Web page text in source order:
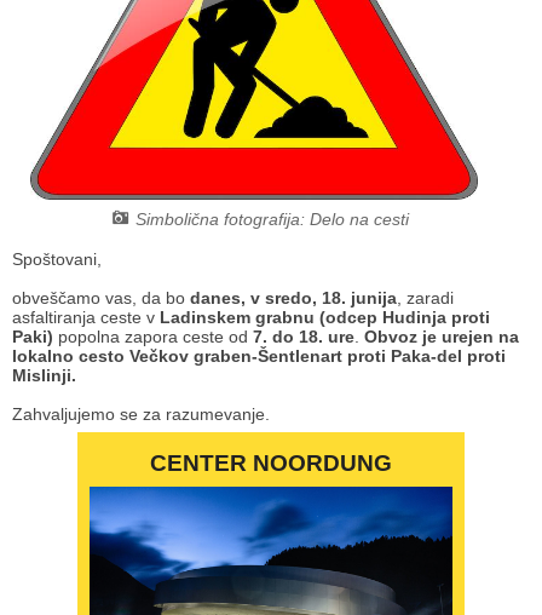
Simbolična fotografija: Delo na cesti
Spoštovani,
obveščamo vas, da bo danes, v sredo, 18. junija , zaradi
asfaltiranja ceste v Ladinskem grabnu (odcep Hudinja proti
Paki) popolna zapora ceste od 7. do 18. ure Obvoz je urejen na
lokalno cesto Večkov graben-Šentlenart proti Paka-del proti
Mislinji.
Zahvaljujemo se za razumevanje.
CENTER NOORDUNG
Načrt integritete
Občinski predpisi
Proračuni občine
Občinski časopis
Projekti in investicije